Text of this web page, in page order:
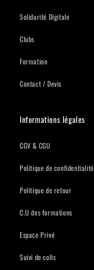
Solidarité Digitale
Clubs
Formation
Contact / Devis
Informations légales
CGV & CGU
Politique de confidentialité
Politique de retour
C.U des formations
Espace Privé
Suivi de colis